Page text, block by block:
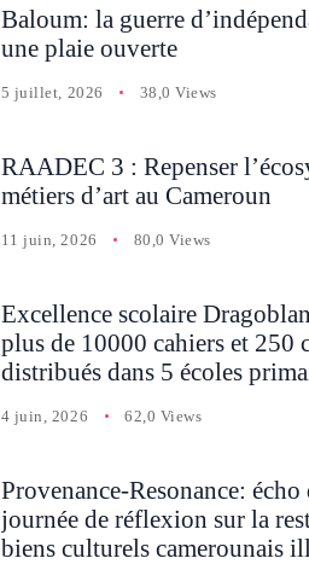
Baloum: la guerre
une plaie ouverte
5 juillet, 2026 38,0 Views
RAADEC 3 : Repenser
métiers d’art au Cameroun
11 juin, 2026 80,0 Views
Excellence scolaire
plus de 10000 cahiers et 250
distribués dans 5 écoles
4 juin, 2026 62,0 Views
Provenance-Resonance: écho
journée de réflexion sur la
biens culturels camerounais